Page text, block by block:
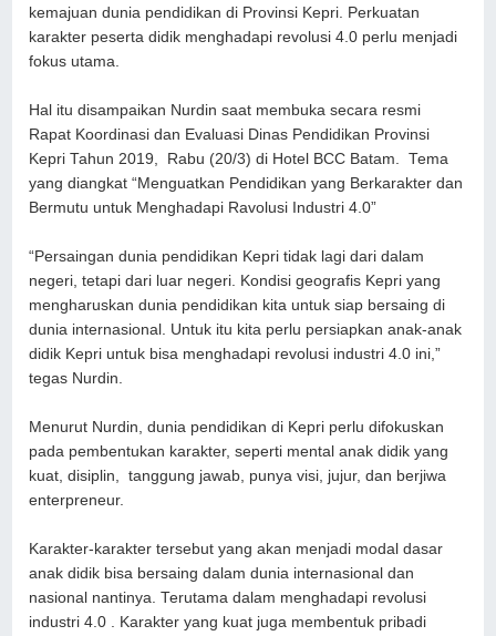
kemajuan dunia pendidikan di Provinsi Kepri. Perkuatan
karakter peserta didik menghadapi revolusi 4.0 perlu menjadi
fokus utama.
Hal itu disampaikan Nurdin saat membuka secara resmi
Rapat Koordinasi dan Evaluasi Dinas Pendidikan Provinsi
Kepri Tahun 2019, Rabu (20/3) di Hotel BCC Batam. Tema
yang diangkat “Menguatkan Pendidikan yang Berkarakter dan
Bermutu untuk Menghadapi Ravolusi Industri 4.0”
“Persaingan dunia pendidikan Kepri tidak lagi dari dalam
negeri, tetapi dari luar negeri. Kondisi geografis Kepri yang
mengharuskan dunia pendidikan kita untuk siap bersaing di
dunia internasional. Untuk itu kita perlu persiapkan anak-anak
didik Kepri untuk bisa menghadapi revolusi industri 4.0 ini,”
tegas Nurdin.
Menurut Nurdin, dunia pendidikan di Kepri perlu difokuskan
pada pembentukan karakter, seperti mental anak didik yang
kuat, disiplin, tanggung jawab, punya visi, jujur, dan berjiwa
enterpreneur.
Karakter-karakter tersebut yang akan menjadi modal dasar
anak didik bisa bersaing dalam dunia internasional dan
nasional nantinya. Terutama dalam menghadapi revolusi
industri 4.0 . Karakter yang kuat juga membentuk pribadi